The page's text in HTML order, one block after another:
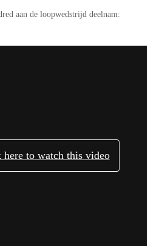
aan de loopwedstrijd deelnam: